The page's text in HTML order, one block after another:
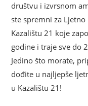
društvu i izvrsnom
ste spremni za
Kazalištu 21 koje
godine i traje sve do
Jedino što morate,
dođite u najljepše
u Kazalištu 21!